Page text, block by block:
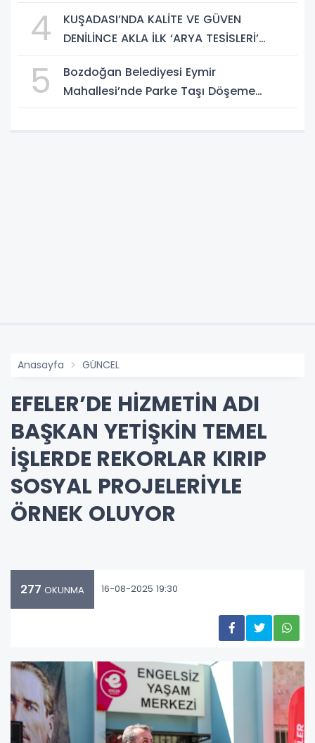
4
KUŞADASI’NDA KALİTE VE GÜVEN
DENİLİNCE AKLA İLK ‘ARYA TESİSLERİ’
5
Bozdoğan Belediyesi Eymir
Mahallesi’nde Parke Taşı Döşeme
Anasayfa GÜNCEL
EFELER’DE HİZMETİN ADI
BAŞKAN YETİŞKİN TEMEL
İŞLERDE REKORLAR KIRIP
SOSYAL PROJELERİYLE
ÖRNEK OLUYOR
277 OKUNMA 16-08-2025 19:30